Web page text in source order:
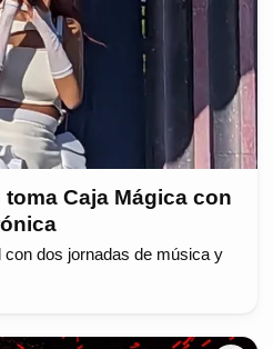
Caja Mágica con
dos jornadas de música y